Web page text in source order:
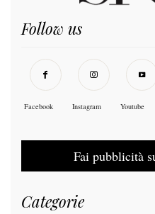
Follow us
Facebook Instagram Youtube
Fai pubblicità
Categorie